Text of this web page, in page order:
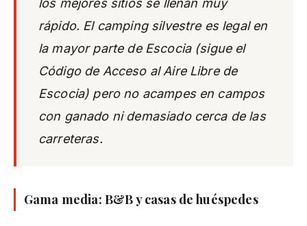
rápido. El camping silvestre es legal en
la mayor parte de Escocia (sigue el
Código de Acceso al Aire Libre de
Escocia) pero no acampes en campos
con ganado ni demasiado cerca de las
carreteras.
Gama media: B&B y casas de huéspedes